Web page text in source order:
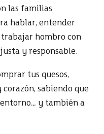
las familias
hablar, entender
trabajar hombro con
y responsable.
tus quesos,
sabiendo que
y también a